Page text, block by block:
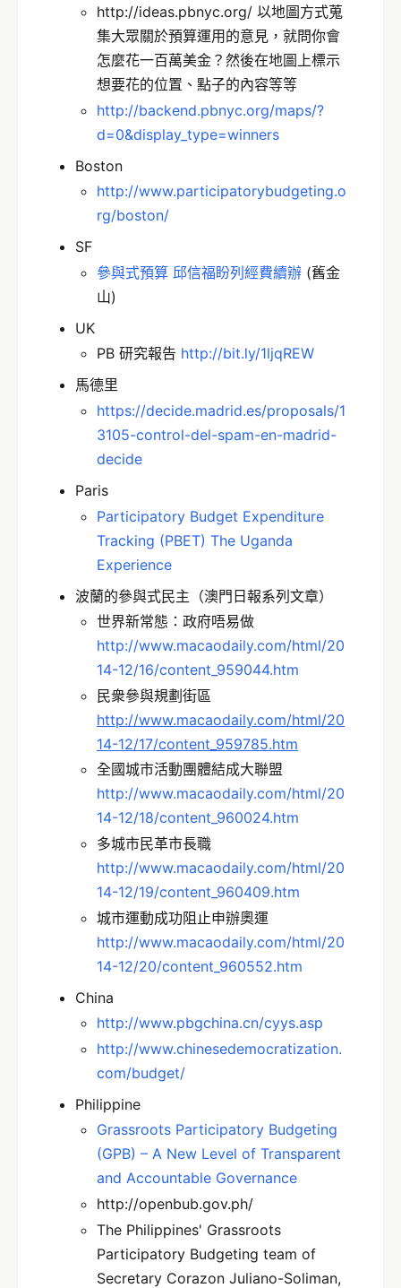
http://ideas.pbnyc.org/ 以地圖方式蒐
集大眾關於預算運用的意見，就問你會
怎麼花一百萬美金？然後在地圖上標示
想要花的位置、點子的內容等等
http://backend.pbnyc.org/maps/?
d=0&display_type=winners
Boston
http://www.participatorybudgeting.o
rg/boston/
SF
參與式預算 邱信福盼列經費續辦 (舊金
山)
UK
PB 研究報告 http://bit.ly/1ljqREW
馬德里
https://decide.madrid.es/proposals/1
3105-control-del-spam-en-madrid-
decide
Paris
Participatory Budget Expenditure
Tracking (PBET) The Uganda
Experience
波蘭的參與式民主（澳門日報系列文章）
世界新常態：政府唔易做
http://www.macaodaily.com/html/20
14-12/16/content_959044.htm
民衆參與規劃街區
http://www.macaodaily.com/html/20
14-12/17/content_959785.htm
全國城市活動團體結成大聯盟
http://www.macaodaily.com/html/20
14-12/18/content_960024.htm
多城市民革市長職
http://www.macaodaily.com/html/20
14-12/19/content_960409.htm
城市運動成功阻止申辦奧運
http://www.macaodaily.com/html/20
14-12/20/content_960552.htm
China
http://www.pbgchina.cn/cyys.asp
http://www.chinesedemocratization.
com/budget/
Philippine
Grassroots Participatory Budgeting
(GPB) – A New Level of Transparent
and Accountable Governance
http://openbub.gov.ph/
The Philippines' Grassroots
Participatory Budgeting team of
Secretary Corazon Juliano-Soliman,